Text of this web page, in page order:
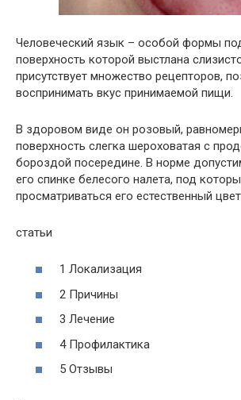
Человеческий язык – особой формы
поверхность которой выстлана
присутствует множество рецепторов,
воспринимать вкус принимаемой пищи.
В здоровом виде он розовый,
поверхность слегка шероховатая с
бороздой посередине. В норме
его спинке белесого налета, под
просматриваться его естественный
статьи
1 Локализация
2 Причины
3 Лечение
4 Профилактика
5 Отзывы